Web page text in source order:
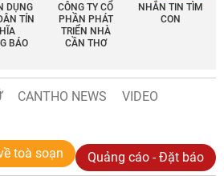
DỤNG
TÍN
BÁO
CÔNG TY CỔ
PHẦN PHÁT
TRIỂN NHÀ
CẦN THƠ
NHẮN TIN TÌM
CON
CANTHO NEWS
VIDEO
toà soạn Quảng cáo - Đặt báo